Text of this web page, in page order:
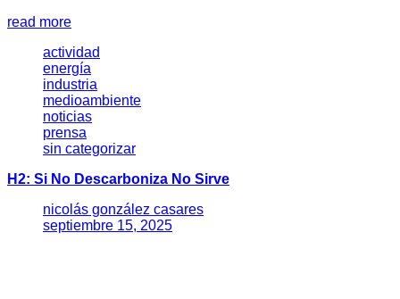
read more
actividad
energía
industria
medioambiente
noticias
prensa
sin categorizar
H2: Si No Descarboniza No Sirve
nicolás gonzález casares
septiembre 15, 2025